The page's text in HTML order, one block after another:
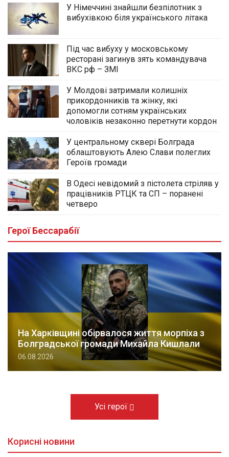
У Німеччині знайшли безпілотник з
вибухівкою біля українського літака
Під час вибуху у московському
ресторані загинув зять командувача
ВКС рф – ЗМІ
У Молдові затримали колишніх
прикордонників та жінку, які
допомогли сотням українських
чоловіків незаконно перетнути кордон
У центральному сквері Болграда
облаштовують Алею Слави полеглих
Героїв громади
В Одесі невідомий з пістолета стріляв у
працівників РТЦК та СП – поранені
четверо
Герої Бессарабії
На Харківщині обірвалося життя морпіха з
Болградської громади Михайла Кишлали
06.08.2026
Усі герої
Корисні новини